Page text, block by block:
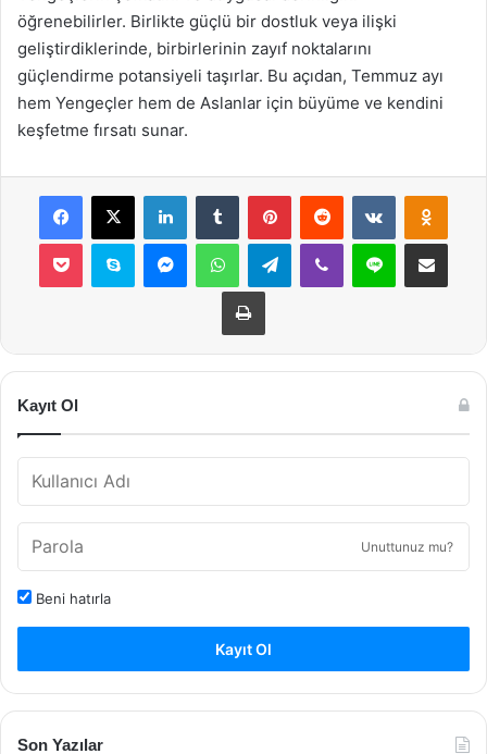
öğrenebilirler. Birlikte güçlü bir dostluk veya ilişki
geliştirdiklerinde, birbirlerinin zayıf noktalarını
güçlendirme potansiyeli taşırlar. Bu açıdan, Temmuz ayı
hem Yengeçler hem de Aslanlar için büyüme ve kendini
keşfetme fırsatı sunar.
Facebook
X LinkedInTumblr PinterestReddit VKontakte
Pocket Skype MessengerWhatsAppTelegramViber Line E-Posta ile
Yazdır
Kayıt Ol
Unuttunuz mu?
Beni hatırla
Kayıt Ol
Son Yazılar